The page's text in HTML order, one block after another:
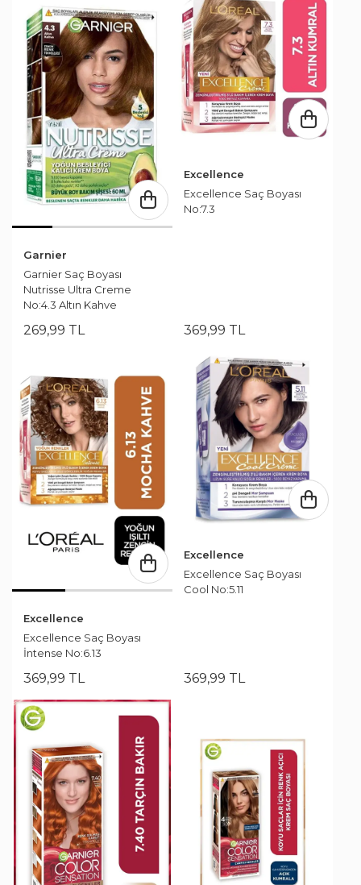
Garnier
Garnier Saç Boyası
Nutrisse Ultra Creme
No:4.3 Altın Kahve
269,99 TL
Excellence
Excellence Saç Boyası
No:7.3
369,99 TL
Excellence
Excellence Saç Boyası
İntense No:6.13
369,99 TL
Excellence
Excellence Saç Boyası
Cool No:5.11
369,99 TL